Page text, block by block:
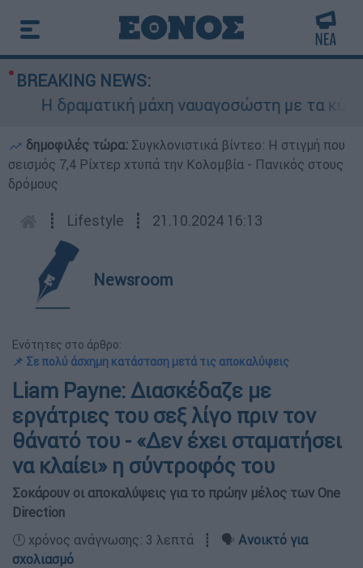
BREAKING NEWS:
Η δραματική μάχη ναυαγοσώστη με τα κύματα
δημοφιλές τώρα: Συγκλονιστικά βίντεο: Η στιγμή που
σεισμός 7,4 Ρίχτερ χτυπά την Κολομβία - Πανικός στους
δρόμους
┋ Lifestyle ┋ 21.10.2024 16:13
Newsroom
Ενότητες στο άρθρο:
📌 Σε πολύ άσχημη κατάσταση μετά τις αποκαλύψεις
Liam Payne: Διασκέδαζε με
εργάτριες του σεξ λίγο πριν τον
θάνατό του - «Δεν έχει σταματήσει
να κλαίει» η σύντροφός του
Σοκάρουν οι αποκαλύψεις για το πρώην μέλος των One
Direction
🕛 χρόνος ανάγνωσης: 3 λεπτά ┋ 🗣️ Ανοικτό για
σχολιασμό